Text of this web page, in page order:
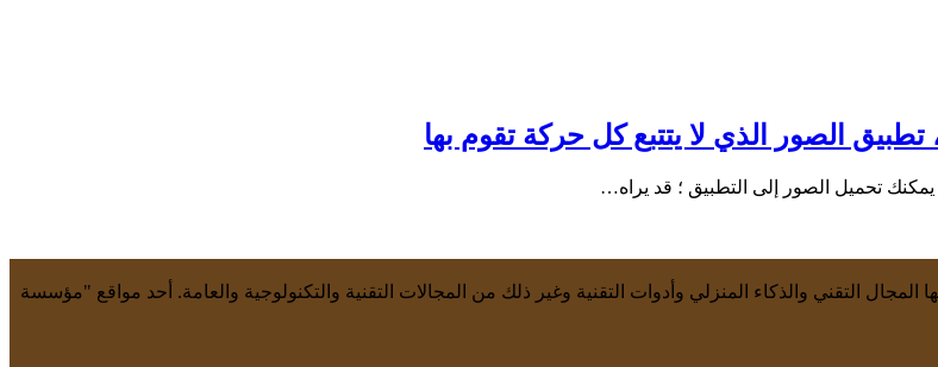
التقني والذكاء المنزلي وأدوات التقنية وغير ذلك من المجالات التقنية والتكنولوجية والعامة. أحد مواقع "مؤسسة